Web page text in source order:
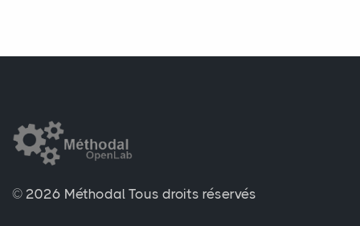
© 2026 Méthodal Tous droits réservés